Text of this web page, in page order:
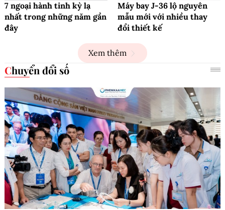
7 ngoại hành tinh kỳ lạ
nhất trong những năm gần
đây
Máy bay J-36 lộ nguyên
mẫu mới với nhiều thay
đổi thiết kế
Xem thêm
Chuyển đổi số